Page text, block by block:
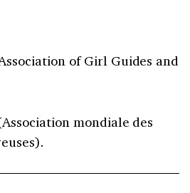
of Girl Guides and
mondiale des